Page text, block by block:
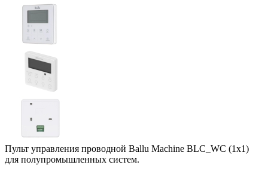
Пульт управления проводной Ballu Machine BLC_WC (1х1)
для полупромышленных систем.